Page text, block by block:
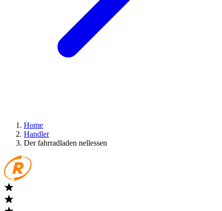
Home
Handler
Der fahrradladen nellessen